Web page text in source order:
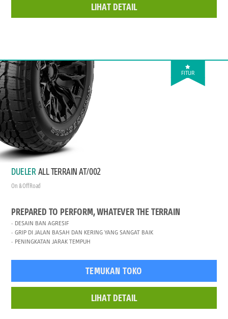
LIHAT DETAIL
FITUR
DUELER ALL TERRAIN AT/002
On & Off Road
PREPARED TO PERFORM, WHATEVER THE TERRAIN
DESAIN BAN AGRESIF
GRIP DI JALAN BASAH DAN KERING YANG SANGAT BAIK
PENINGKATAN JARAK TEMPUH
TEMUKAN TOKO
LIHAT DETAIL